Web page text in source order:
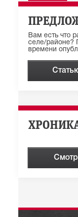
Вам есть что
селе/районе?
времени